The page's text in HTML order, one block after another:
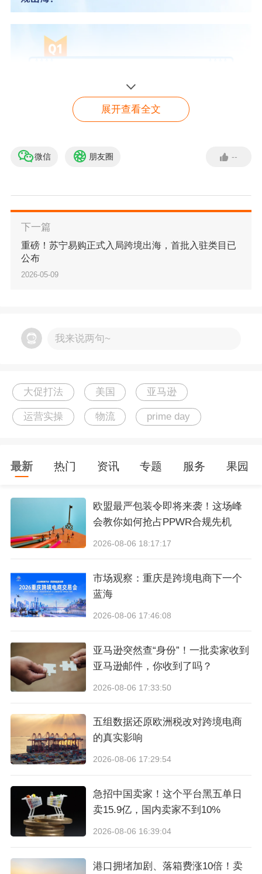
【免费入驻】 亚马逊入驻
立即入驻
展开查看全文
微信 朋友圈 --
下一篇
重磅！苏宁易购正式入局跨境出海，首批入驻类目已
公布
2026-05-09
我来说两句~
大促打法 美国 亚马逊
运营实操 物流 prime day
最新 热门 资讯 专题 服务 果园
欧盟最严包装令即将来袭！这场峰
会教你如何抢占PPWR合规先机
2026-08-06 18:17:17
市场观察：重庆是跨境电商下一个
蓝海
2026-08-06 17:46:08
亚马逊突然查“身份”！一批卖家收到
亚马逊邮件，你收到了吗？
2026-08-06 17:33:50
五组数据还原欧洲税改对跨境电商
的真实影响
2026-08-06 17:29:54
急招中国卖家！这个平台黑五单日
卖15.9亿，国内卖家不到10%
2026-08-06 16:39:04
港口拥堵加剧、落箱费涨10倍！卖